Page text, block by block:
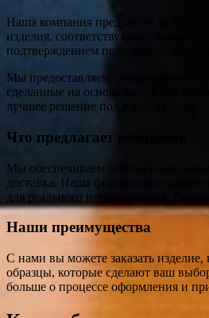
Наша компания предлагает услуги
изделия, соответствующие
подтверждением полученной
Мы предоставляем только
сделанные на основе много лет
лучшее решение под ваши нужды.
Что предлагает компания
Мы обеспечиваем безопасность
доставка. Наша фирма
для реального использования.
Наши преимущества
С нами вы можете заказать
образцы, которые сделают ваш
больше о процессе оформления и